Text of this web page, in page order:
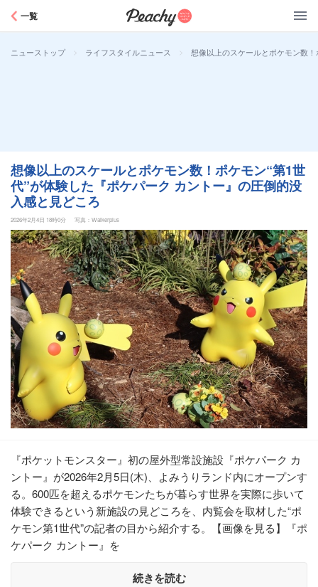
一覧
ニューストップ > ライフスタイルニュース > 想像以上のスケールとポケモン数
想像以上のスケールとポケモン数！ポケモン“第1世
代”が体験した『ポケパーク カントー』の圧倒的没
入感と見どころ
2026年2月4日 18時0分 写真：Walkerplus
『ポケットモンスター』初の屋外型常設施設『ポケパーク カ
ントー』が2026年2月5日(木)、よみうりランド内にオープンす
る。600匹を超えるポケモンたちが暮らす世界を実際に歩いて
体験できるという新施設の見どころを、内覧会を取材した“ポ
ケモン第1世代”の記者の目から紹介する。【画像を見る】『ポ
ケパーク カントー』を
続きを読む